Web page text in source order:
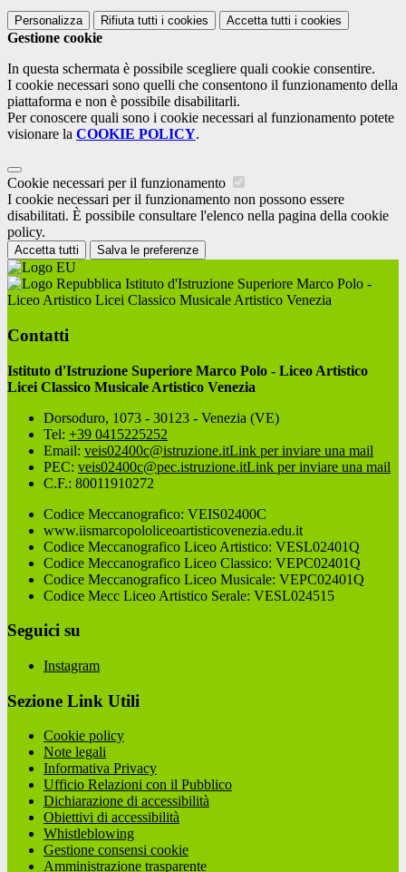
Personalizza Rifiuta tutti i cookies Accetta tutti i cookies
Gestione cookie
In questa schermata è possibile scegliere quali cookie consentire.
I cookie necessari sono quelli che consentono il funzionamento della
piattaforma e non è possibile disabilitarli.
Per conoscere quali sono i cookie necessari al funzionamento potete
visionare la COOKIE POLICY.
Cookie necessari per il funzionamento
I cookie necessari per il funzionamento non possono essere
disabilitati. È possibile consultare l'elenco nella pagina della cookie
policy.
Accetta tutti Salva le preferenze
Istituto d'Istruzione Superiore Marco Polo -
Liceo Artistico Licei Classico Musicale Artistico Venezia
Contatti
Istituto d'Istruzione Superiore Marco Polo - Liceo Artistico
Licei Classico Musicale Artistico Venezia
Dorsoduro, 1073 - 30123 - Venezia (VE)
Tel: +39 0415225252
Email: veis02400c@istruzione.itLink per inviare una mail
PEC: veis02400c@pec.istruzione.itLink per inviare una mail
C.F.: 80011910272
Codice Meccanografico: VEIS02400C
www.iismarcopololiceoartisticovenezia.edu.it
Codice Meccanografico Liceo Artistico: VESL02401Q
Codice Meccanografico Liceo Classico: VEPC02401Q
Codice Meccanografico Liceo Musicale: VEPC02401Q
Codice Mecc Liceo Artistico Serale: VESL024515
Seguici su
Instagram
Sezione Link Utili
Cookie policy
Note legali
Informativa Privacy
Ufficio Relazioni con il Pubblico
Dichiarazione di accessibilità
Obiettivi di accessibilità
Whistleblowing
Gestione consensi cookie
Amministrazione trasparente